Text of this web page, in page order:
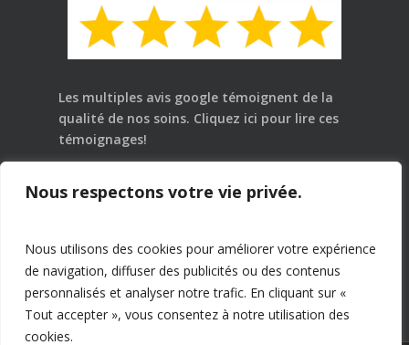
Nous respectons votre vie privée.
Nous utilisons des cookies pour améliorer votre expérience
de navigation, diffuser des publicités ou des contenus
personnalisés et analyser notre trafic. En cliquant sur «
Tout accepter », vous consentez à notre utilisation des
cookies.
Les multiples avis google témoignent de la
qualité de nos soins. Cliquez ici pour lire ces
témoignages!
D.C. est en charge de la protection des
relatif à la loi 25, veuillez communiquer avec elle.
> Politique de confidentialité